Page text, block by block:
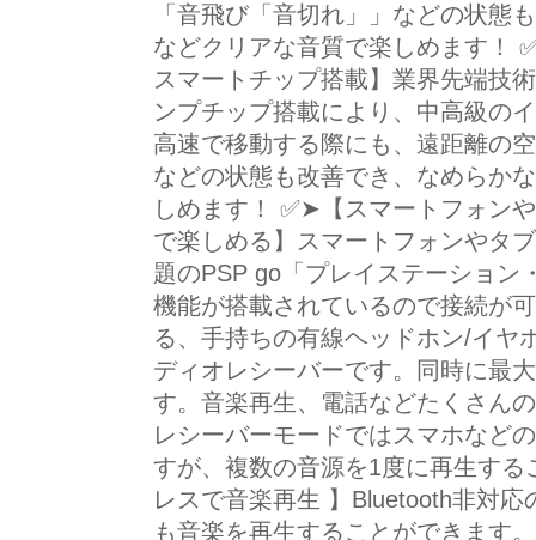
「音飛び「音切れ」」などの状態
などクリアな音質で楽しめます！
スマートチップ搭載】業界先端技
ンプチップ搭載により、中高級の
高速で移動する際にも、遠距離の
などの状態も改善でき、なめらか
しめます！ ✅➤【スマートフォン
で楽しめる】スマートフォンやタ
題のPSP go「プレイステーション
機能が搭載されているので接続が
る、手持ちの有線ヘッドホン/イヤ
ディオレシーバーです。同時に最
す。音楽再生、電話などたくさん
レシーバーモードではスマホなど
すが、複数の音源を1度に再生す
レスで音楽再生 】Bluetooth非対
も音楽を再生することができます